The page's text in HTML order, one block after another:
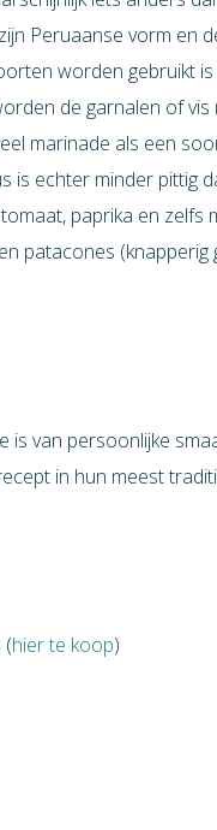
Peruaanse vorm en
worden gebruikt
de garnalen of
marinade als een
is echter minder pittig
paprika en zelfs
patacones (knapperig
is van persoonlijke
in hun meest
(hier te koop)